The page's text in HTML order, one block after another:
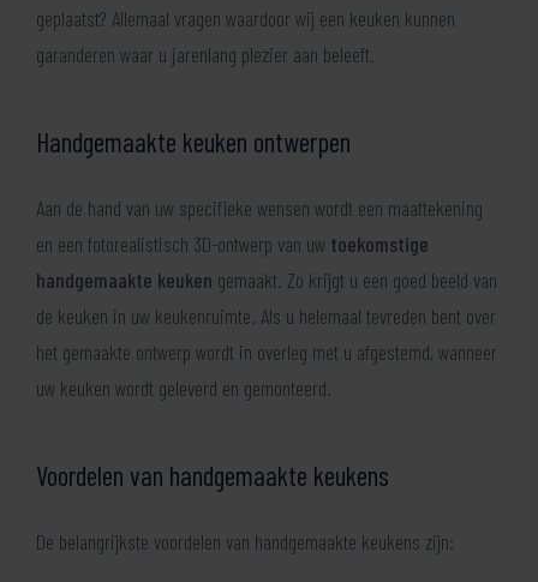
geplaatst? Allemaal vragen waardoor wij een keuken kunnen
garanderen waar u jarenlang plezier aan beleeft.
Handgemaakte keuken ontwerpen
Aan de hand van uw specifieke wensen wordt een maattekening
en een fotorealistisch 3D-ontwerp van uw toekomstige
handgemaakte keuken gemaakt. Zo krijgt u een goed beeld van
de keuken in uw keukenruimte. Als u helemaal tevreden bent over
het gemaakte ontwerp wordt in overleg met u afgestemd, wanneer
uw keuken wordt geleverd en gemonteerd.
Voordelen van handgemaakte keukens
De belangrijkste voordelen van handgemaakte keukens zijn: